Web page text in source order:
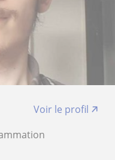
Voir le profil